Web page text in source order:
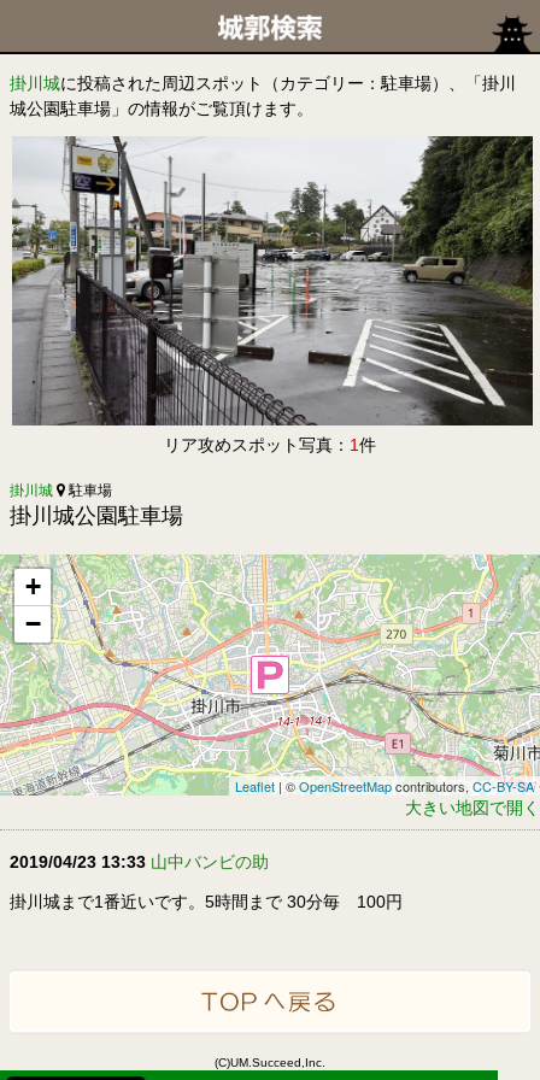
掛川城に投稿された周辺スポット（カテゴリー：駐車場）、「掛川
城公園駐車場」の情報がご覧頂けます。
リア攻めスポット写真： 1件
掛川城 駐車場
掛川城公園駐車場
+
−
Leaflet | ©OpenStreetMapcontributors,CC-BY-SA
大きい地図で開く
2019/04/23 13:33 山中バンビの助
掛川城まで1番近いです。5時間まで 30分毎 100円
(C)UM.Succeed,Inc.